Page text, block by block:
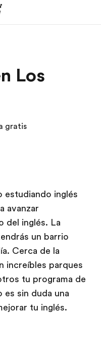
Los
gratis
estudiando inglés
avanzar
del inglés. La
un barrio
Cerca de la
increíbles parques
tu programa de
es sin duda una
tu inglés.